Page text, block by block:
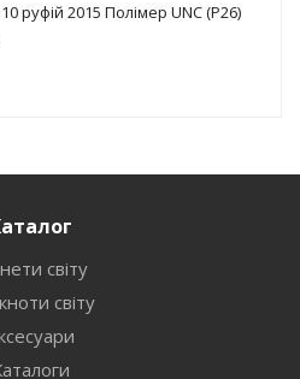
руфій 2015 Полімер UNC (P26)
світу
світу